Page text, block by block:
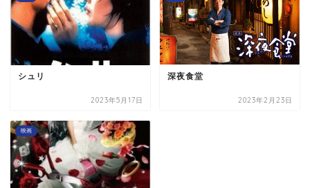
シュリ
2023年5月17日
深夜食堂
2023年2月23日
映画